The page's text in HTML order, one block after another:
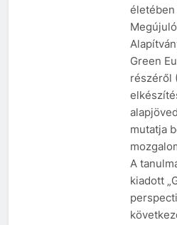
életében
Green
részéről
mutatja
A
kiadott